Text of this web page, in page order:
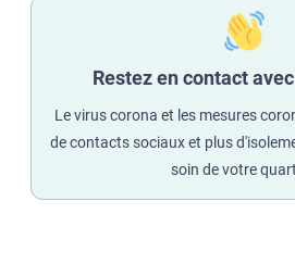
Restez en contact
Le virus corona et les mesures
de contacts sociaux et plus
soin de votre